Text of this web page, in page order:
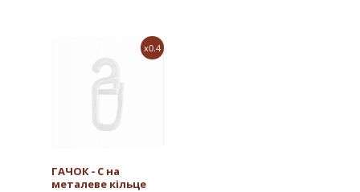
x0.4
ГАЧОК - С на
металеве кільце